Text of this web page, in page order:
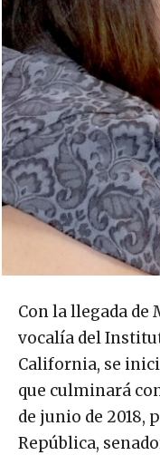
Con la llegada de
vocalía del
California, se
que culminará
de junio de 2018,
República,